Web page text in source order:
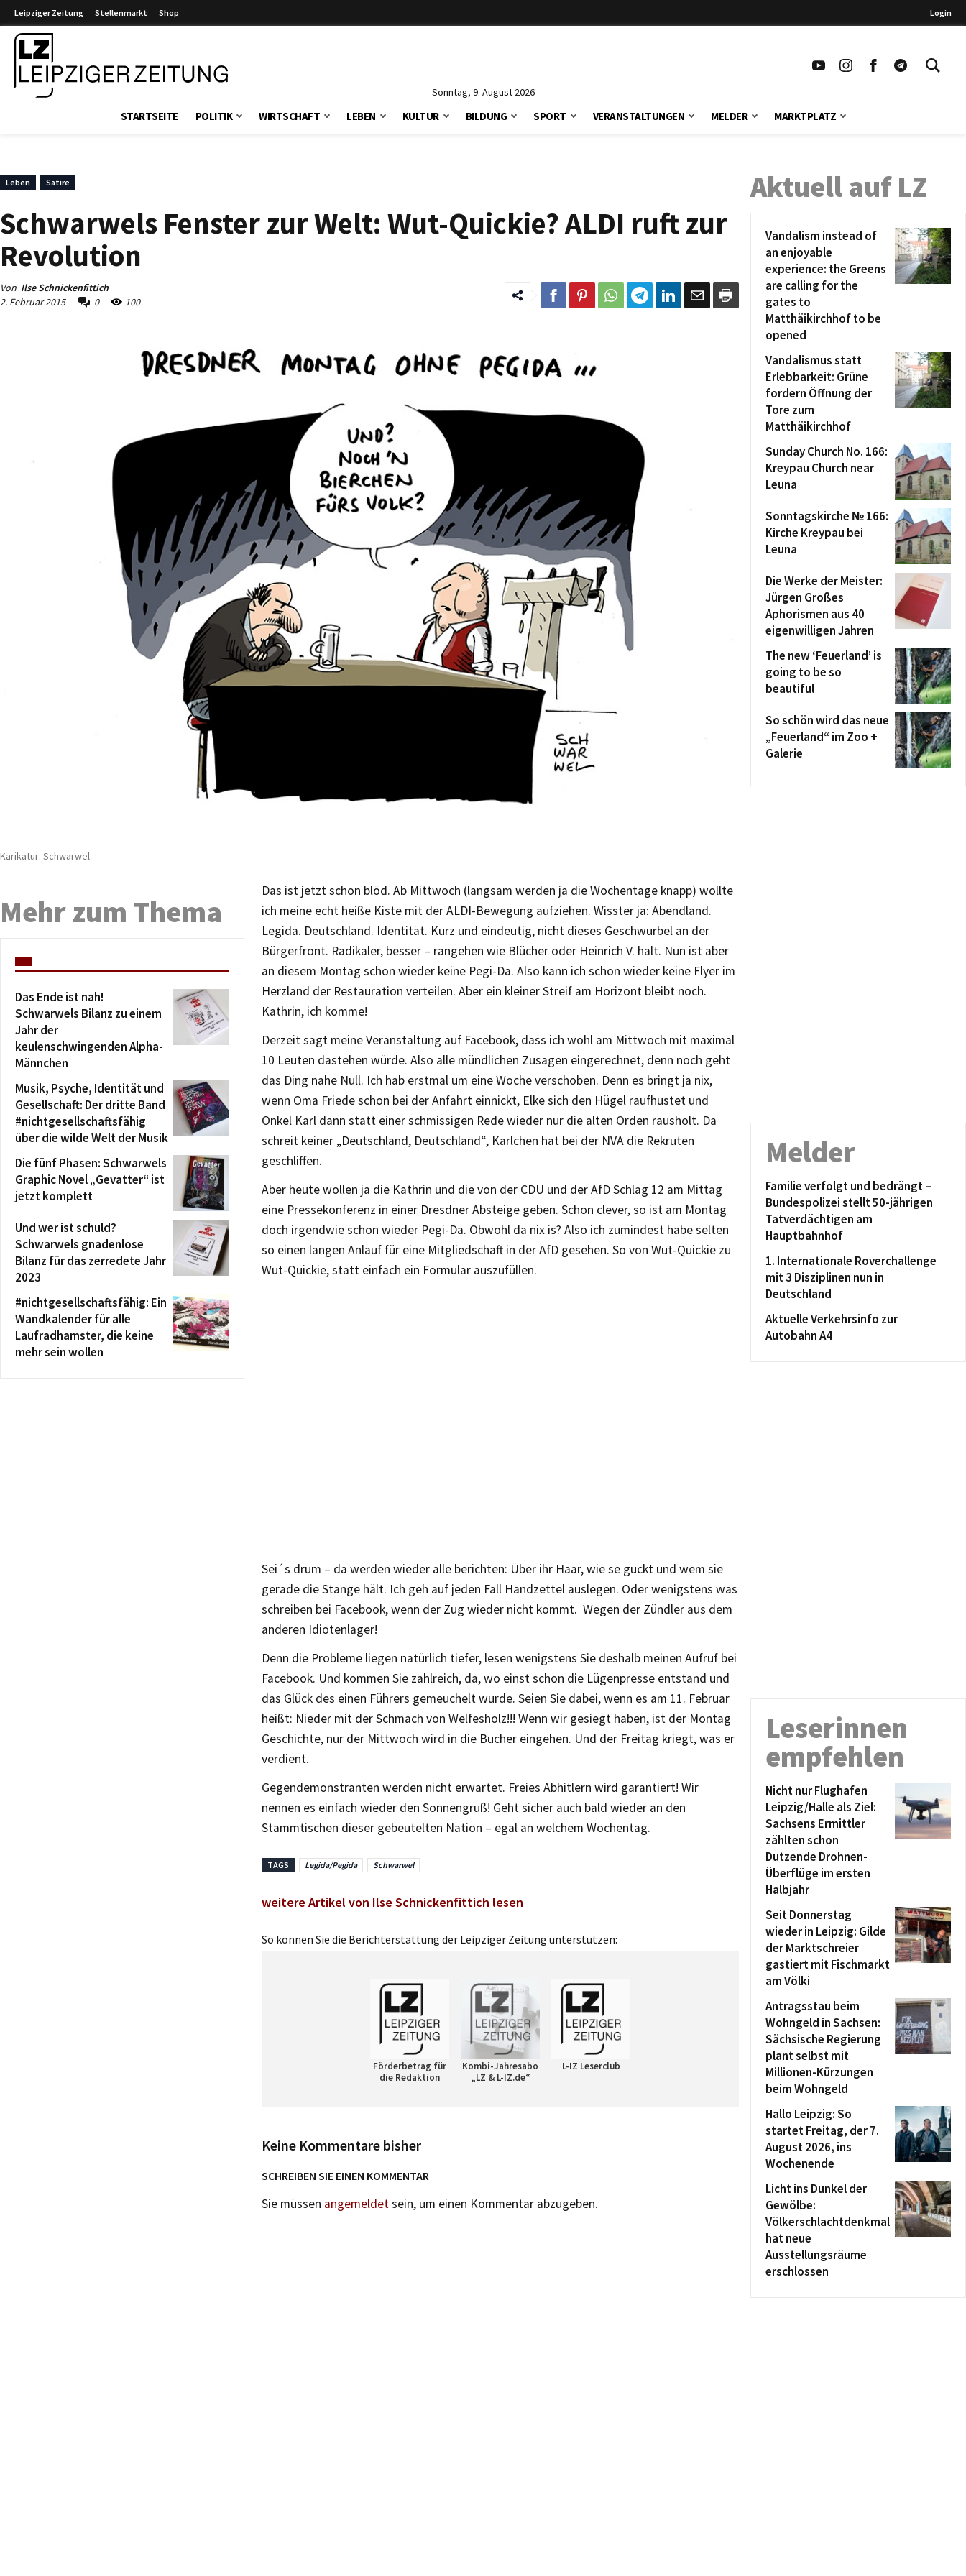
Leipziger Zeitung Stellenmarkt Shop Login
Sonntag, 9. August 2026
STARTSEITE POLITIK WIRTSCHAFT LEBEN KULTUR BILDUNG SPORT VERANSTALTUNGEN MELDER MARKTPLATZ
Leben Satire
Schwarwels Fenster zur Welt: Wut-Quickie? ALDI ruft zur
Revolution
Von Ilse Schnickenfittich
2. Februar 2015
0 100
Karikatur: Schwarwel
Das ist jetzt schon blöd. Ab Mittwoch (langsam werden ja die Wochentage knapp) wollte
ich meine echt heiße Kiste mit der ALDI-Bewegung aufziehen. Wisster ja: Abendland.
Legida. Deutschland. Identität. Kurz und eindeutig, nicht dieses Geschwurbel an der
Bürgerfront. Radikaler, besser – rangehen wie Blücher oder Heinrich V. halt. Nun ist aber
an diesem Montag schon wieder keine Pegi-Da. Also kann ich schon wieder keine Flyer im
Herzland der Restauration verteilen. Aber ein kleiner Streif am Horizont bleibt noch.
Kathrin, ich komme!
Derzeit sagt meine Veranstaltung auf Facebook, dass ich wohl am Mittwoch mit maximal
10 Leuten dastehen würde. Also alle mündlichen Zusagen eingerechnet, denn noch geht
das Ding nahe Null. Ich hab erstmal um eine Woche verschoben. Denn es bringt ja nix,
wenn Oma Friede schon bei der Anfahrt einnickt, Elke sich den Hügel raufhustet und
Onkel Karl dann statt einer schmissigen Rede wieder nur die alten Orden rausholt. Da
schreit keiner „Deutschland, Deutschland“, Karlchen hat bei der NVA die Rekruten
geschliffen.
Aber heute wollen ja die Kathrin und die von der CDU und der AfD Schlag 12 am Mittag
eine Pressekonferenz in einer Dresdner Absteige geben. Schon clever, so ist am Montag
doch irgendwie schon wieder Pegi-Da. Obwohl da nix is? Also ich zumindest habe selten
so einen langen Anlauf für eine Mitgliedschaft in der AfD gesehen. So von Wut-Quickie zu
Wut-Quickie, statt einfach ein Formular auszufüllen.
Sei´s drum – da werden wieder alle berichten: Über ihr Haar, wie se guckt und wem sie
gerade die Stange hält. Ich geh auf jeden Fall Handzettel auslegen. Oder wenigstens was
schreiben bei Facebook, wenn der Zug wieder nicht kommt. Wegen der Zündler aus dem
anderen Idiotenlager!
Denn die Probleme liegen natürlich tiefer, lesen wenigstens Sie deshalb meinen Aufruf bei
Facebook. Und kommen Sie zahlreich, da, wo einst schon die Lügenpresse entstand und
das Glück des einen Führers gemeuchelt wurde. Seien Sie dabei, wenn es am 11. Februar
heißt: Nieder mit der Schmach von Welfesholz!!! Wenn wir gesiegt haben, ist der Montag
Geschichte, nur der Mittwoch wird in die Bücher eingehen. Und der Freitag kriegt, was er
verdient.
Gegendemonstranten werden nicht erwartet. Freies Abhitlern wird garantiert! Wir
nennen es einfach wieder den Sonnengruß! Geht sicher auch bald wieder an den
Stammtischen dieser gebeutelten Nation – egal an welchem Wochentag.
TAGS Legida/Pegida Schwarwel
weitere Artikel von Ilse Schnickenfittich lesen
So können Sie die Berichterstattung der Leipziger Zeitung unterstützen:
Förderbetrag für
die Redaktion
Kombi-Jahresabo
„LZ & L-IZ.de“
L-IZ Leserclub
Keine Kommentare bisher
SCHREIBEN SIE EINEN KOMMENTAR
Sie müssen angemeldetsein, um einen Kommentar abzugeben.
Mehr zum Thema
Das Ende ist nah!
Schwarwels Bilanz zu einem
Jahr der
keulenschwingenden Alpha-
Männchen
Musik, Psyche, Identität und
Gesellschaft: Der dritte Band
#nichtgesellschaftsfähig
über die wilde Welt der Musik
Die fünf Phasen: Schwarwels
Graphic Novel „Gevatter“ ist
jetzt komplett
Und wer ist schuld?
Schwarwels gnadenlose
Bilanz für das zerredete Jahr
2023
#nichtgesellschaftsfähig: Ein
Wandkalender für alle
Laufradhamster, die keine
mehr sein wollen
Aktuell auf LZ
Vandalism instead of
an enjoyable
experience: the Greens
are calling for the
gates to
Matthäikirchhof to be
opened
Vandalismus statt
Erlebbarkeit: Grüne
fordern Öffnung der
Tore zum
Matthäikirchhof
Sunday Church No. 166:
Kreypau Church near
Leuna
Sonntagskirche № 166:
Kirche Kreypau bei
Leuna
Die Werke der Meister:
Jürgen Großes
Aphorismen aus 40
eigenwilligen Jahren
The new ‘Feuerland’ is
going to be so
beautiful
So schön wird das neue
„Feuerland“ im Zoo +
Galerie
Melder
Familie verfolgt und bedrängt –
Bundespolizei stellt 50-jährigen
Tatverdächtigen am
Hauptbahnhof
1. Internationale Roverchallenge
mit 3 Disziplinen nun in
Deutschland
Aktuelle Verkehrsinfo zur
Autobahn A4
Leserinnen
empfehlen
Nicht nur Flughafen
Leipzig/Halle als Ziel:
Sachsens Ermittler
zählten schon
Dutzende Drohnen-
Überflüge im ersten
Halbjahr
Seit Donnerstag
wieder in Leipzig: Gilde
der Marktschreier
gastiert mit Fischmarkt
am Völki
Antragsstau beim
Wohngeld in Sachsen:
Sächsische Regierung
plant selbst mit
Millionen-Kürzungen
beim Wohngeld
Hallo Leipzig: So
startet Freitag, der 7.
August 2026, ins
Wochenende
Licht ins Dunkel der
Gewölbe:
Völkerschlachtdenkmal
hat neue
Ausstellungsräume
erschlossen